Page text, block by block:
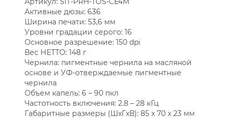
Активные дюзы: 636
Ширина печати: 53,6 мм
Уровни градации серого: 16
Основное разрешение: 150 dpi
Вес НЕТТО: 148 г
Чернила: пигментные чернила на масляной
основе и УФ-отверждаемые пигментные
чернила
Объем капель: 6 – 90 пкл
Частотность включения: 2.8 – 28 кГц
Габаритные размеры (ШxГxВ): 85 x 70 x 23 мм